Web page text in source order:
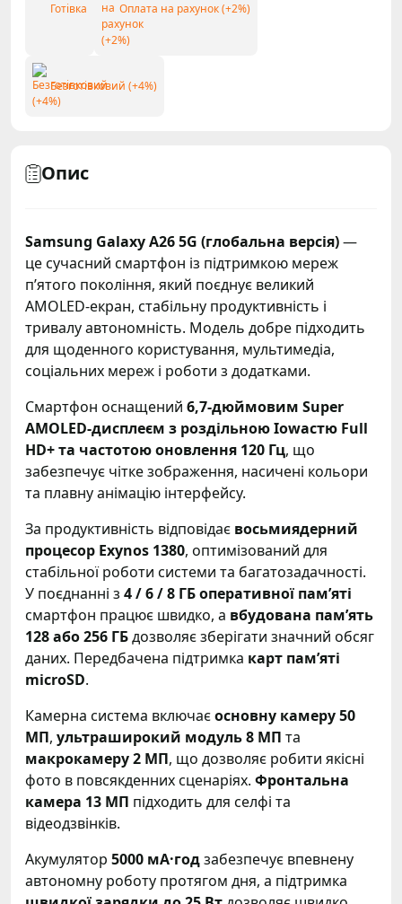
Готівка Оплата на рахунок (+2%)
Безготівковий (+4%)
Опис
Samsung Galaxy A26 5G (глобальна версія)—
це сучасний смартфон із підтримкою мереж
п’ятого покоління, який поєднує великий
AMOLED-екран, стабільну продуктивність і
тривалу автономність. Модель добре підходить
для щоденного користування, мультимедіа,
соціальних мереж і роботи з додатками.
Смартфон оснащений 6,7-дюймовим Super
AMOLED-дисплеєм з роздільною Iowaстю Full
HD+ та частотою оновлення 120 Гц, що
забезпечує чітке зображення, насичені кольори
та плавну анімацію інтерфейсу.
За продуктивність відповідає восьмиядерний
процесор Exynos 1380, оптимізований для
стабільної роботи системи та багатозадачності.
У поєднанні з 4 / 6 / 8 ГБ оперативної пам’яті
смартфон працює швидко, а вбудована пам’ять
128 або 256 ГБдозволяє зберігати значний обсяг
даних. Передбачена підтримка карт пам’яті
microSD.
Камерна система включаєосновну камеру 50
МП, ультраширокий модуль 8 МП та
макрокамеру 2 МП, що дозволяє робити якісні
фото в повсякденних сценаріях. Фронтальна
камера 13 МП підходить для селфі та
відеодзвінків.
Акумулятор 5000 мА·годзабезпечує впевнену
автономну роботу протягом дня, а підтримка